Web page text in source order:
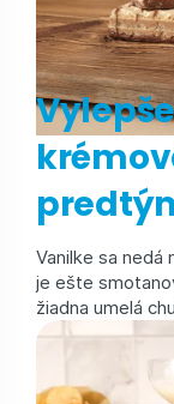
Vanilke sa nedá
je ešte
žiadna umelá